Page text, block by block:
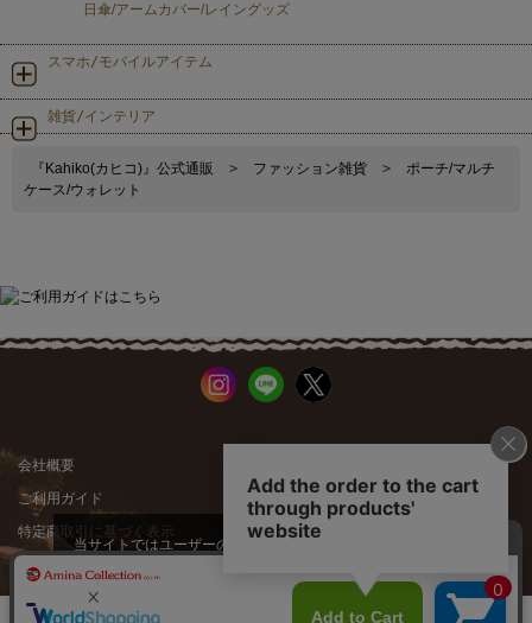
日傘/アームカバー/レイングッズ
スマホ/モバイルアイテム
雑貨/インテリア
『Kahiko(カヒコ)』公式通販 > ファッション雑貨 >
ポーチ/マルチ
ケース/ウォレット
会社概要
ご利用ガイド
店舗一覧
特定商取引に基づく表示
プライバシーポリシー
スマートフォン | PCサイト
当サイトではユーザーの利便性向